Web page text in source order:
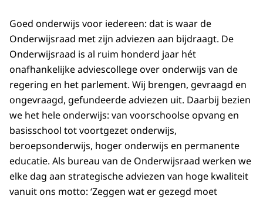
Goed onderwijs voor iedereen: dat is waar de
Onderwijsraad met zijn adviezen aan bijdraagt. De
Onderwijsraad is al ruim honderd jaar hét
onafhankelijke adviescollege over onderwijs van de
regering en het parlement. Wij brengen, gevraagd en
ongevraagd, gefundeerde adviezen uit. Daarbij bezien
we het hele onderwijs: van voorschoolse opvang en
basisschool tot voortgezet onderwijs,
beroepsonderwijs, hoger onderwijs en permanente
educatie. Als bureau van de Onderwijsraad werken we
elke dag aan strategische adviezen van hoge kwaliteit
vanuit ons motto: ‘Zeggen wat er gezegd moet